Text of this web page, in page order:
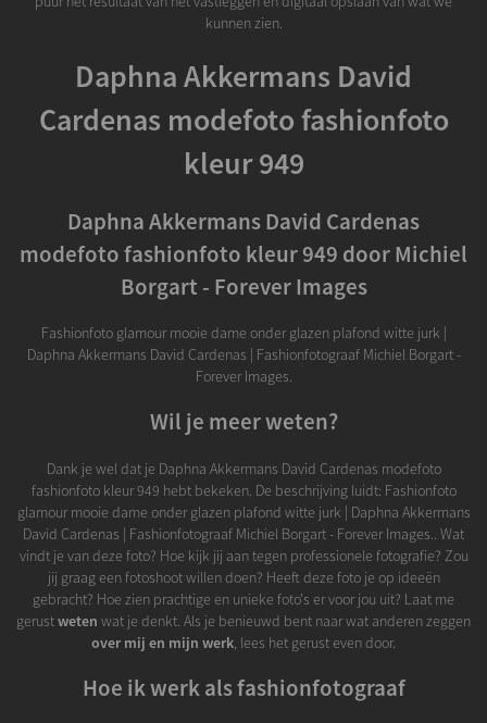
kunnen zien.
Daphna Akkermans David
Cardenas modefoto fashionfoto
kleur 949
Daphna Akkermans David Cardenas
modefoto fashionfoto kleur 949 door Michiel
Borgart - Forever Images
Fashionfoto glamour mooie dame onder glazen plafond witte jurk |
Daphna Akkermans David Cardenas | Fashionfotograaf Michiel Borgart -
Forever Images.
Wil je meer weten?
Dank je wel dat je Daphna Akkermans David Cardenas modefoto
fashionfoto kleur 949 hebt bekeken. De beschrijving luidt: Fashionfoto
glamour mooie dame onder glazen plafond witte jurk | Daphna Akkermans
David Cardenas | Fashionfotograaf Michiel Borgart - Forever Images.. Wat
vindt je van deze foto? Hoe kijk jij aan tegen professionele fotografie? Zou
jij graag een fotoshoot willen doen? Heeft deze foto je op ideeën
gebracht? Hoe zien prachtige en unieke foto's er voor jou uit? Laat me
gerustweten wat je denkt. Als je benieuwd bent naar wat anderen zeggen
over mij en mijn werk, lees het gerust even door.
Hoe ik werk als fashionfotograaf